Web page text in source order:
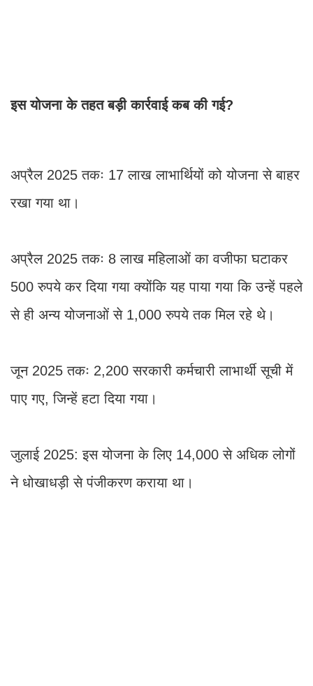
इस योजना के तहत बड़ी कार्रवाई कब की गई?
अप्रैल 2025 तकः 17 लाख लाभार्थियों को योजना से बाहर
रखा गया था।
अप्रैल 2025 तकः 8 लाख महिलाओं का वजीफा घटाकर
500 रुपये कर दिया गया क्योंकि यह पाया गया कि उन्हें पहले
से ही अन्य योजनाओं से 1,000 रुपये तक मिल रहे थे।
जून 2025 तकः 2,200 सरकारी कर्मचारी लाभार्थी सूची में
पाए गए, जिन्हें हटा दिया गया।
जुलाई 2025: इस योजना के लिए 14,000 से अधिक लोगों
ने धोखाधड़ी से पंजीकरण कराया था।